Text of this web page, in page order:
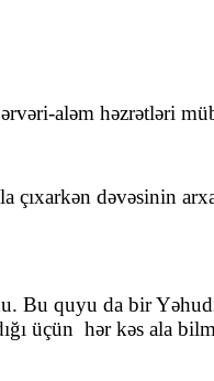
aləm həzrətləri
dəvəsinin
Bu quyu da bir
üçün hər kəs ala